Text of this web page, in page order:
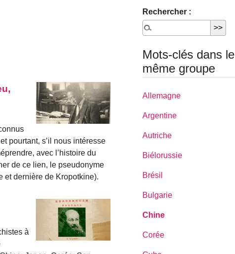
et pourtant, s’il nous intéresse
avec l’histoire du
de ce lien, le pseudonyme
et dernière de Kropotkine).
à
Rechercher :
Mots-clés dans le
même groupe
Allemagne
Argentine
Autriche
Biélorussie
Brésil
Bulgarie
Chine
Corée